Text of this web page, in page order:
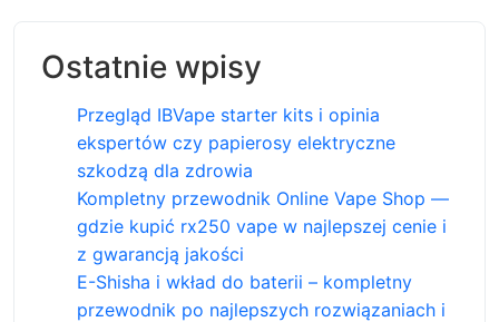
Ostatnie wpisy
Przegląd IBVape starter kits i opinia
ekspertów czy papierosy elektryczne
szkodzą dla zdrowia
Kompletny przewodnik Online Vape Shop —
gdzie kupić rx250 vape w najlepszej cenie i
z gwarancją jakości
E-Shisha i wkład do baterii – kompletny
przewodnik po najlepszych rozwiązaniach i